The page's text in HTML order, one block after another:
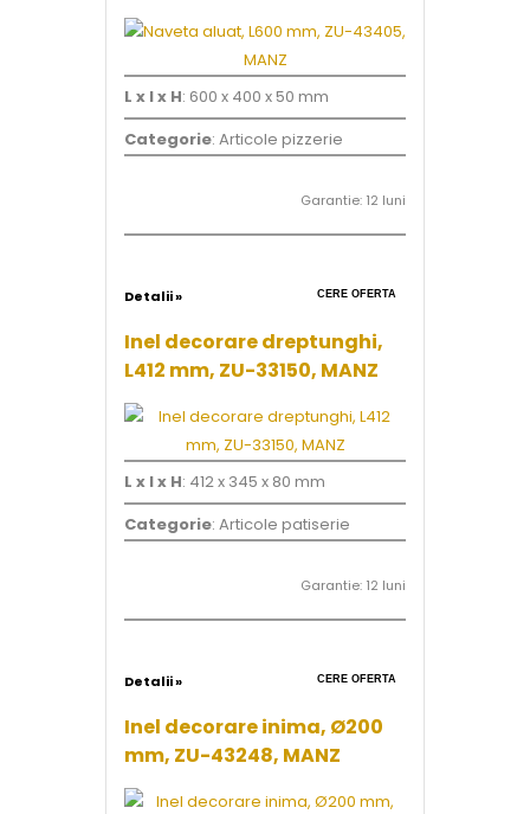
L x l x H: 600 x 400 x 50 mm
Categorie: Articole pizzerie
Garantie: 12 luni
Detalii » CERE OFERTA
Inel decorare dreptunghi,
L412 mm, ZU-33150, MANZ
L x l x H: 412 x 345 x 80 mm
Categorie: Articole patiserie
Garantie: 12 luni
Detalii » CERE OFERTA
Inel decorare inima, Ø200
mm, ZU-43248, MANZ